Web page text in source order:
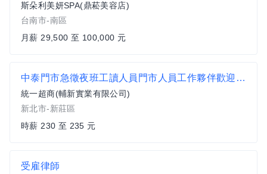
斯朵利美妍SPA(鼎菘美容店)
台南市-南區
月薪 29,500 至 100,000 元
中泰門市急徵夜班工讀人員門市人員工作夥伴歡迎來電預約面試(02)85213407 店長
統一超商(輔新實業有限公司)
新北市-新莊區
時薪 230 至 235 元
受雇律師